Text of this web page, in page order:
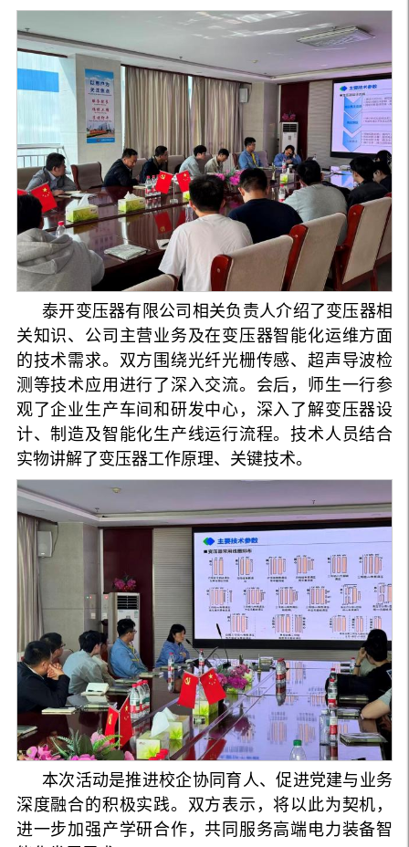
泰开变压器有限公司相关负责人介绍了变压器相
关知识、公司主营业务及在变压器智能化运维方面
的技术需求。双方围绕光纤光栅传感、超声导波检
测等技术应用进行了深入交流。会后，师生一行参
观了企业生产车间和研发中心，深入了解变压器设
计、制造及智能化生产线运行流程。技术人员结合
实物讲解了变压器工作原理、关键技术。
本次活动是推进校企协同育人、促进党建与业务
深度融合的积极实践。双方表示，将以此为契机，
进一步加强产学研合作，共同服务高端电力装备智